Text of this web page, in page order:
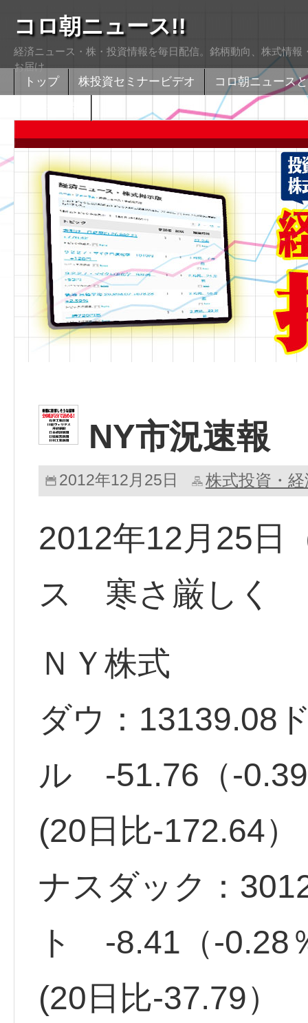
コロ朝ニュース!!
経済ニュース・株・投資情報を毎日配信。銘柄動向、株式情
お届け
トップ 株投資セミナービデオ
コロ朝ニュース
NY市況速報
2012年12月25日 株式投資・
2012年12月25日
ス 寒さ厳しく
ＮＹ株式
ダウ：13139.08
ル -51.76（-
(20日比-172.64）
ナスダック：
ト -8.41（-0.28
(20日比-37.79）